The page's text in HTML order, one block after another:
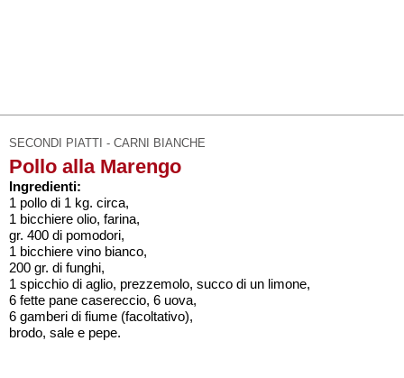
SECONDI PIATTI - CARNI BIANCHE
Pollo alla Marengo
Ingredienti:
1 pollo di 1 kg. circa,
1 bicchiere olio, farina,
gr. 400 di pomodori,
1 bicchiere vino bianco,
200 gr. di funghi,
1 spicchio di aglio, prezzemolo, succo di un limone,
6 fette pane casereccio, 6 uova,
6 gamberi di fiume (facoltativo),
brodo, sale e pepe.